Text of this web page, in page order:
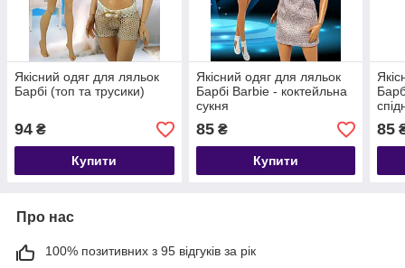
Якісний одяг для ляльок
Барбі (топ та трусики)
94 ₴
Купити
Якісний одяг для ляльок
Барбі Barbie - коктейльна
сукня
85₴
Купити
85
Про нас
100% позитивних з 95 відгуків за рік